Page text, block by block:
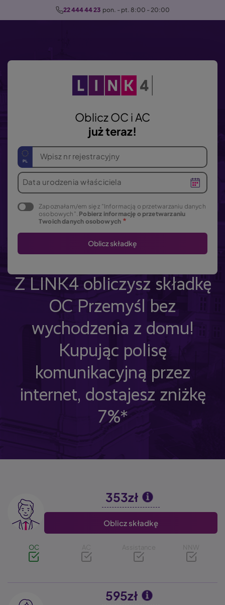
r
22 444 44 23 pon. - pt. 8:00 - 20:00
Oblicz OC i AC
już teraz!
Wpisz nr rejestracyjny
Data urodzenia właściciela
Zapoznałam/em się z "Informacją o przetwarzaniu danych
osobowych". Pobierz informację o przetwarzaniu
Twoich danych osobowych
Z LINK4 obliczysz składkę
OC Przemyśl bez
wychodzenia z domu!
Kupując polisę
komunikacyjną przez
internet, dostajesz zniżkę
7%*
Image 353zł
Oblicz składkę
OC AC Assistance NNW
Image 595zł